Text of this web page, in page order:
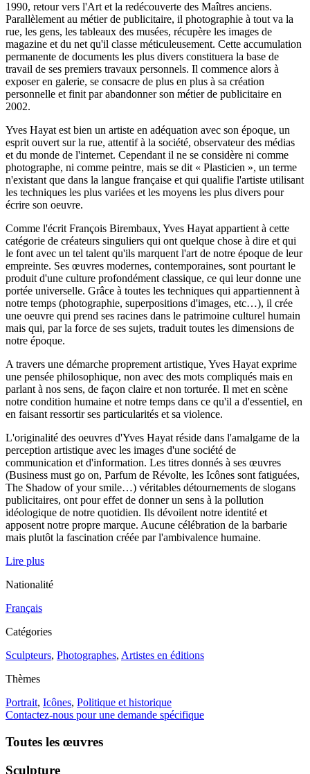
1990, retour vers l'Art et la redécouverte des Maîtres anciens.
Parallèlement au métier de publicitaire, il photographie à tout va la
rue, les gens, les tableaux des musées, récupère les images de
magazine et du net qu'il classe méticuleusement. Cette accumulation
permanente de documents les plus divers constituera la base de
travail de ses premiers travaux personnels. Il commence alors à
exposer en galerie, se consacre de plus en plus à sa création
personnelle et finit par abandonner son métier de publicitaire en
2002.
Yves Hayat est bien un artiste en adéquation avec son époque, un
esprit ouvert sur la rue, attentif à la société, observateur des médias
et du monde de l'internet. Cependant il ne se considère ni comme
photographe, ni comme peintre, mais se dit « Plasticien », un terme
n'existant que dans la langue française et qui qualifie l'artiste utilisant
les techniques les plus variées et les moyens les plus divers pour
écrire son oeuvre.
Comme l'écrit François Birembaux, Yves Hayat appartient à cette
catégorie de créateurs singuliers qui ont quelque chose à dire et qui
le font avec un tel talent qu'ils marquent l'art de notre époque de leur
empreinte. Ses œuvres modernes, contemporaines, sont pourtant le
produit d'une culture profondément classique, ce qui leur donne une
portée universelle. Grâce à toutes les techniques qui appartiennent à
notre temps (photographie, superpositions d'images, etc…), il crée
une oeuvre qui prend ses racines dans le patrimoine culturel humain
mais qui, par la force de ses sujets, traduit toutes les dimensions de
notre époque.
A travers une démarche proprement artistique, Yves Hayat exprime
une pensée philosophique, non avec des mots compliqués mais en
parlant à nos sens, de façon claire et non torturée. Il met en scène
notre condition humaine et notre temps dans ce qu'il a d'essentiel, en
en faisant ressortir ses particularités et sa violence.
L'originalité des oeuvres d'Yves Hayat réside dans l'amalgame de la
perception artistique avec les images d'une société de
communication et d'information. Les titres donnés à ses œuvres
(Business must go on, Parfum de Révolte, les Icônes sont fatiguées,
The Shadow of your smile…) véritables détournements de slogans
publicitaires, ont pour effet de donner un sens à la pollution
idéologique de notre quotidien. Ils dévoilent notre identité et
apposent notre propre marque. Aucune célébration de la barbarie
mais plutôt la fascination créée par l'ambivalence humaine.
Lire plus
Nationalité
Français
Catégories
Sculpteurs, Photographes, Artistes en éditions
Thèmes
Portrait, Icônes, Politique et historique
Contactez-nous pour une demande spécifique
Toutes les œuvres
Sculpture